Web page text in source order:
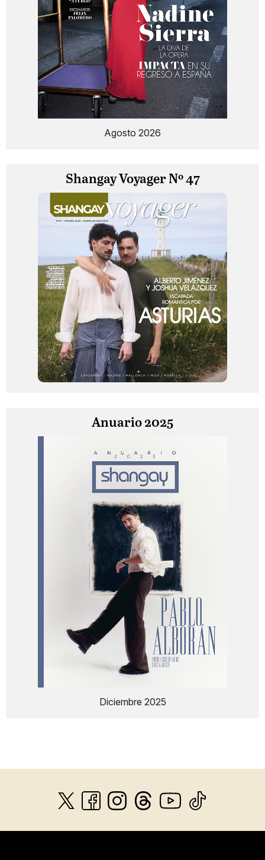
Agosto 2026
Shangay Voyager Nº 47
Anuario 2025
Diciembre 2025